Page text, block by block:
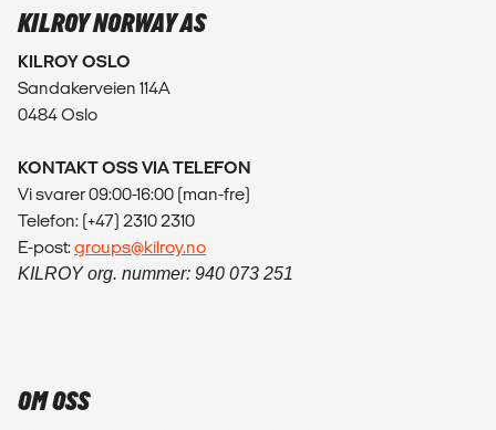
KILROY NORWAY AS
KILROY OSLO
Sandakerveien 114A
0484 Oslo
KONTAKT OSS VIA TELEFON
Vi svarer 09:00-16:00 (man-fre)
Telefon: (+47) 2310 2310
E-post:groups@kilroy.no
KILROY org. nummer: 940 073 251
OM OSS